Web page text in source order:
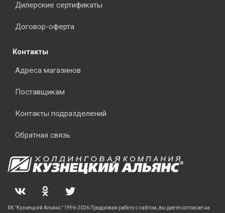
Дилерские сертификаты
Договор-оферта
Контакты
Адреса магазинов
Поставщикам
Контакты подразделений
Обратная связь
ХК "Кузнецкий Альянс" 1996-2026 Продолжая работу с сайтом, вы даете согласие на